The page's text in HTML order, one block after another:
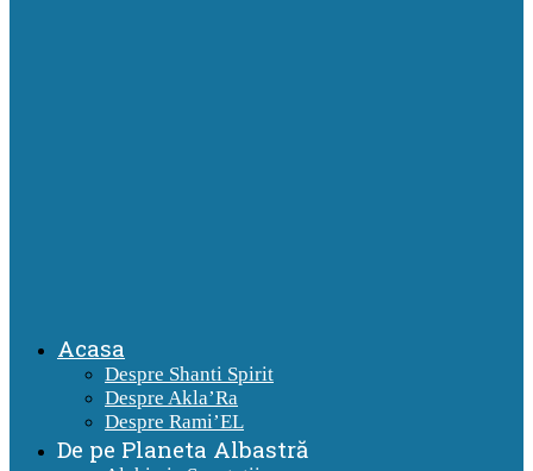
Acasa
Despre Shanti Spirit
Despre Akla’Ra
Despre Rami’EL
De pe Planeta Albastră